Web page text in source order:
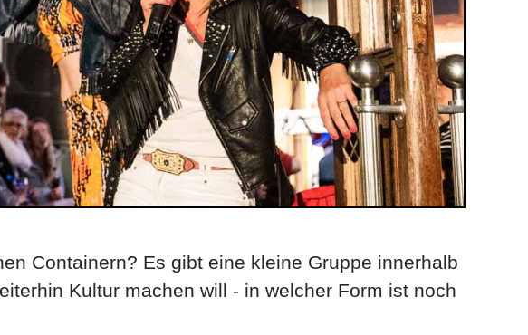
Containern? Es gibt eine kleine Gruppe innerhalb
Kultur machen will - in welcher Form ist noch